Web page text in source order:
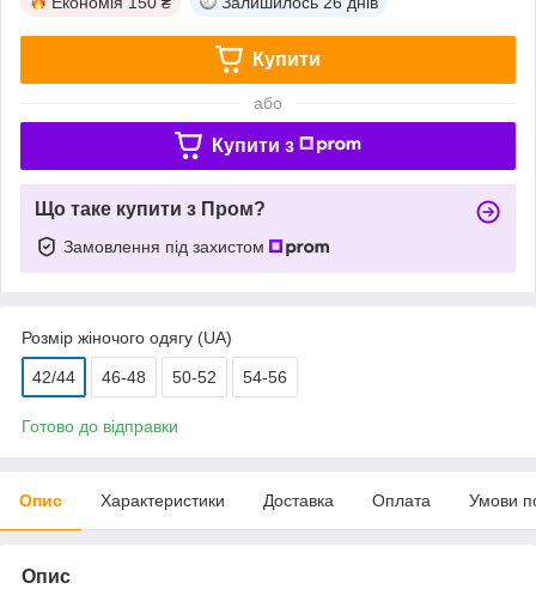
Купити
або
Купити з
Що таке купити з Пром?
Замовлення під захистом
Розмір жіночого одягу (UA)
42/44 46-48 50-52 54-56
Готово до відправки
Опис Характеристики Доставка Оплата Умови
Опис